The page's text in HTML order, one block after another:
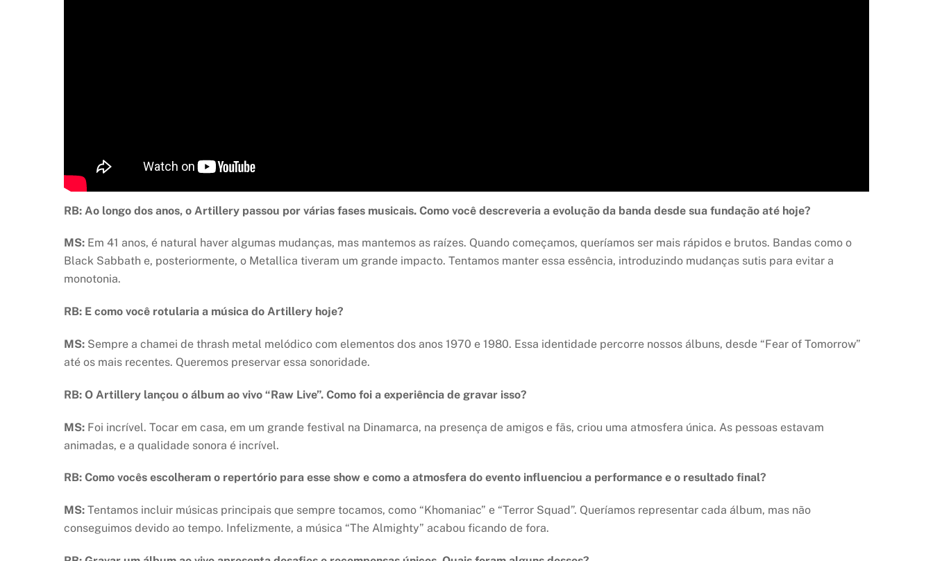
RB: Ao longo dos anos, o Artillery passou por várias fases musicais. Como você descreveria a evolução da banda desde sua fundação até hoje?
MS: Em 41 anos, é natural haver algumas mudanças, mas mantemos as raízes. Quando começamos, queríamos ser mais rápidos e brutos. Bandas como o
Black Sabbath e, posteriormente, o Metallica tiveram um grande impacto. Tentamos manter essa essência, introduzindo mudanças sutis para evitar a
monotonia.
RB: E como você rotularia a música do Artillery hoje?
MS: Sempre a chamei de thrash metal melódico com elementos dos anos 1970 e 1980. Essa identidade percorre nossos álbuns, desde “Fear of Tomorrow”
até os mais recentes. Queremos preservar essa sonoridade.
RB: O Artillery lançou o álbum ao vivo “Raw Live”. Como foi a experiência de gravar isso?
MS: Foi incrível. Tocar em casa, em um grande festival na Dinamarca, na presença de amigos e fãs, criou uma atmosfera única. As pessoas estavam
animadas, e a qualidade sonora é incrível.
RB: Como vocês escolheram o repertório para esse show e como a atmosfera do evento influenciou a performance e o resultado final?
MS: Tentamos incluir músicas principais que sempre tocamos, como “Khomaniac” e “Terror Squad”. Queríamos representar cada álbum, mas não
conseguimos devido ao tempo. Infelizmente, a música “The Almighty” acabou ficando de fora.